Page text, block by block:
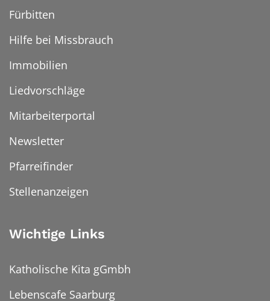
Fürbitten
Hilfe bei Missbrauch
Immobilien
Liedvorschläge
Mitarbeiterportal
Newsletter
Pfarreifinder
Stellenanzeigen
Wichtige Links
Katholische Kita gGmbh
Lebenscafe Saarburg